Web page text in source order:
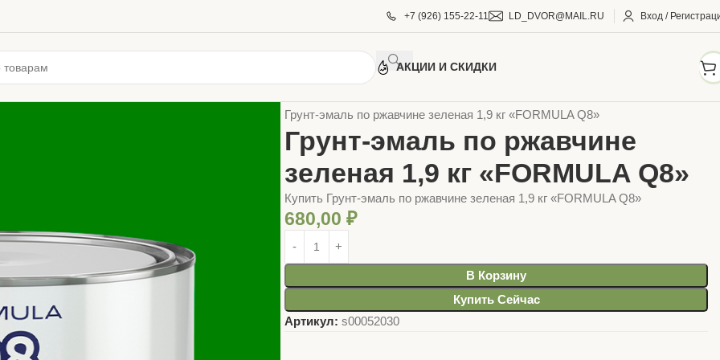
+7 (926) 155-22-11 LD_DVOR@MAIL.RU Вход /
АКЦИИ И СКИДКИ
Грунт-эмаль по ржавчине зеленая 1,9 кг «FORMULA Q8»
Грунт-эмаль по ржавчине
зеленая 1,9 кг «FORMULA Q8»
Купить Грунт-эмаль по ржавчине зеленая 1,9 кг «FORMULA Q8»
680,00₽
В Корзину
Купить Сейчас
Артикул:s00052030